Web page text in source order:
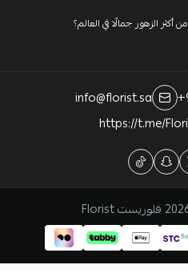
الزهور جمالًا في العالم؟
info@florist.sa
https://t.me/
فلوريست Florist